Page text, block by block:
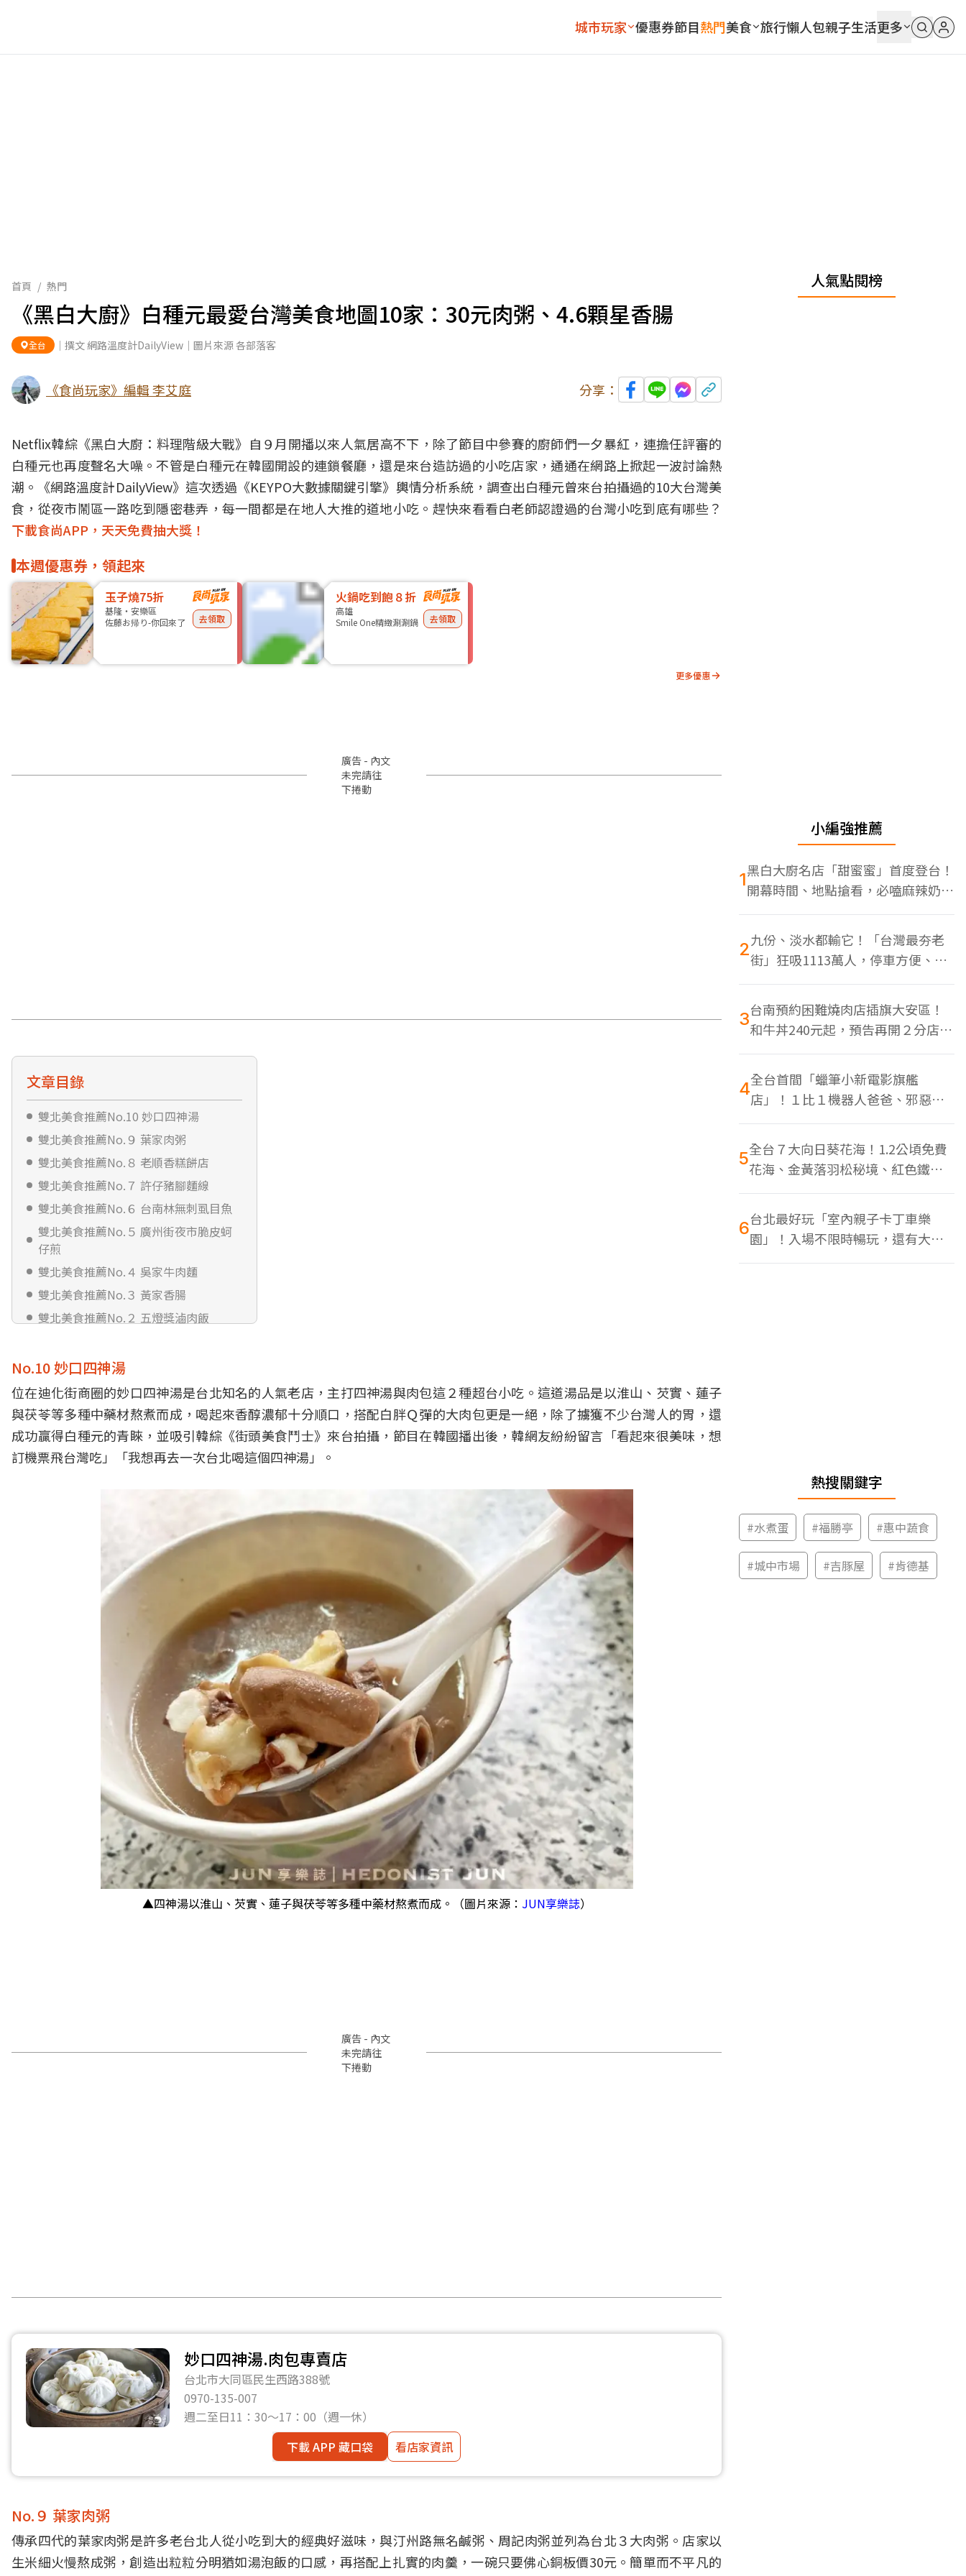
城市玩家 優惠券節目熱門美食 旅行懶人包親子生活更多
首頁 / 熱門
《黑白大廚》白種元最愛台灣美食地圖10家：30元肉粥、4.6顆星香腸
全台 ｜撰文 網路溫度計DailyView｜圖片來源 各部落客
《食尚玩家》編輯 李艾庭 分享：
Netflix韓綜《黑白大廚：料理階級大戰》自９月開播以來人氣居高不下，除了節目中參賽的廚師們一夕暴紅，連擔任評審的
白種元也再度聲名大噪。不管是白種元在韓國開設的連鎖餐廳，還是來台造訪過的小吃店家，通通在網路上掀起一波討論熱
潮。《網路溫度計DailyView》這次透過《KEYPO大數據關鍵引擎》輿情分析系統，調查出白種元曾來台拍攝過的10大台灣美
食，從夜市鬧區一路吃到隱密巷弄，每一間都是在地人大推的道地小吃。趕快來看看白老師認證過的台灣小吃到底有哪些？
下載食尚APP，天天免費抽大獎！
本週優惠券，領起來
玉子燒75折
基隆・安樂區
佐藤お帰り-你回來了
去領取
火鍋吃到飽８折
高雄
Smile One精緻涮涮鍋
去領取
更多優惠
廣告 - 內文
未完請往
下捲動
文章目錄
雙北美食推薦No.10 妙口四神湯
雙北美食推薦No.９ 葉家肉粥
雙北美食推薦No.８ 老順香糕餅店
雙北美食推薦No.７ 許仔豬腳麵線
雙北美食推薦No.６ 台南林無刺虱目魚
雙北美食推薦No.５ 廣州街夜市脆皮蚵
仔煎
雙北美食推薦No.４ 吳家牛肉麵
雙北美食推薦No.３ 黃家香腸
雙北美食推薦No.２ 五燈獎滷肉飯
No.10 妙口四神湯
位在迪化街商圈的妙口四神湯是台北知名的人氣老店，主打四神湯與肉包這２種超台小吃。這道湯品是以淮山、芡實、蓮子
與茯苓等多種中藥材熬煮而成，喝起來香醇濃郁十分順口，搭配白胖Ｑ彈的大肉包更是一絕，除了擄獲不少台灣人的胃，還
成功贏得白種元的青睞，並吸引韓綜《街頭美食鬥士》來台拍攝，節目在韓國播出後，韓網友紛紛留言「看起來很美味，想
訂機票飛台灣吃」「我想再去一次台北喝這個四神湯」。
▲四神湯以淮山、芡實、蓮子與茯苓等多種中藥材熬煮而成。（圖片來源： JUN享樂誌）
廣告 - 內文
未完請往
下捲動
妙口四神湯.肉包專賣店
台北市大同區民生西路388號
0970-135-007
週二至日11：30～17：00（週一休）
下載 APP 藏口袋
看店家資訊
No.９ 葉家肉粥
傳承四代的葉家肉粥是許多老台北人從小吃到大的經典好滋味，與汀州路無名鹹粥、周記肉粥並列為台北３大肉粥。店家以
生米細火慢熬成粥，創造出粒粒分明猶如湯泡飯的口感，再搭配上扎實的肉羹，一碗只要佛心銅板價30元。簡單而不平凡的
人氣點閱榜
小編強推薦
1黑白大廚名店「甜蜜蜜」首度登台！
開幕時間、地點搶看，必嗑麻辣奶油
蝦
2九份、淡水都輸它！「台灣最夯老
街」狂吸1113萬人，停車方便、特
色美食多
3台南預約困難燒肉店插旗大安區！
和牛丼240元起，預告再開２分店、
地點曝光
4全台首間「蠟筆小新電影旗艦
店」！１比１機器人爸爸、邪惡正
男，百款周邊買翻
5全台７大向日葵花海！1.2公頃免費
花海、金黃落羽松秘境、紅色鐵橋
同框
6台北最好玩「室內親子卡丁車樂
園」！入場不限時暢玩，還有大螢
幕Switch遊戲區
熱搜關鍵字
#水煮蛋 #福勝亭 #惠中蔬食
#城中市場 #吉豚屋 #肯德基